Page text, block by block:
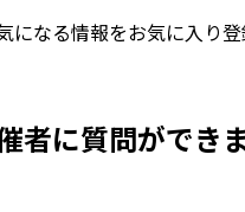
になる情報をお気に入り
者に質問ができ